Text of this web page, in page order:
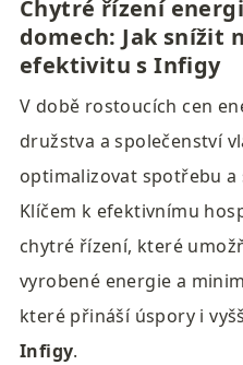
Chytré řízení
domech: Jak snížit
efektivitu s Infigy
V době rostoucích cen
družstva a společenství
optimalizovat spotřebu
Klíčem k efektivnímu
chytré řízení, které
vyrobené energie a
Infigy.